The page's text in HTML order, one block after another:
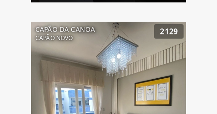
CAPÃO DA CANOA
CAPÃO NOVO
2129